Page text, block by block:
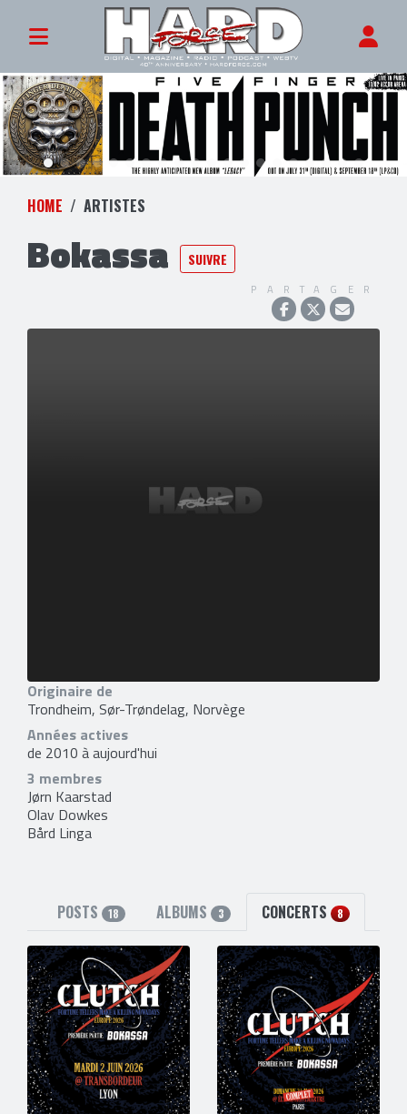
HOME ARTISTES
Bokassa SUIVRE
PARTAGER
Originaire de
Trondheim, Sør-Trøndelag, Norvège
Années actives
de 2010 à aujourd'hui
3 membres
Jørn Kaarstad
Olav Dowkes
Bård Linga
POSTS 18 ALBUMS 3 CONCERTS 8